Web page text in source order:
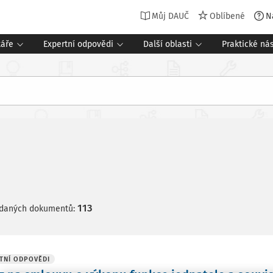
Můj DAUČ Oblíbené
Expertní odpovědi Další oblasti Praktické
dokumentů: 113
ODPOVĚDI